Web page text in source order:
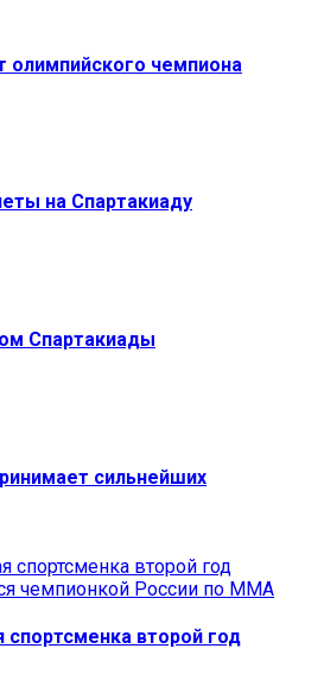
олимпийского чемпиона
на Спартакиаду
Спартакиады
сильнейших
спортсменка второй год